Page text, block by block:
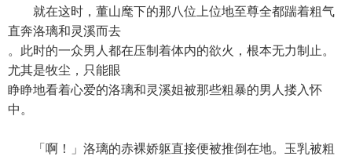
就在这时，董山麾下的那八位上位地至尊全都踹着粗气
直奔洛璃和灵溪而去
。此时的一众男人都在压制着体内的欲火，根本无力制止。
尤其是牧尘，只能眼
睁睁地看着心爱的洛璃和灵溪姐被那些粗暴的男人搂入怀
中。
「啊！」洛璃的赤裸娇躯直接便被推倒在地。玉乳被粗